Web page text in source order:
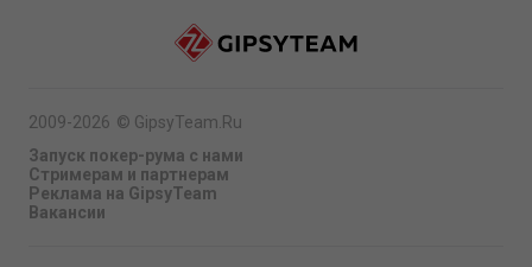
2009-2026 © GipsyTeam.Ru
Запуск покер-рума с нами
Стримерам и партнерам
Реклама на GipsyTeam
Вакансии